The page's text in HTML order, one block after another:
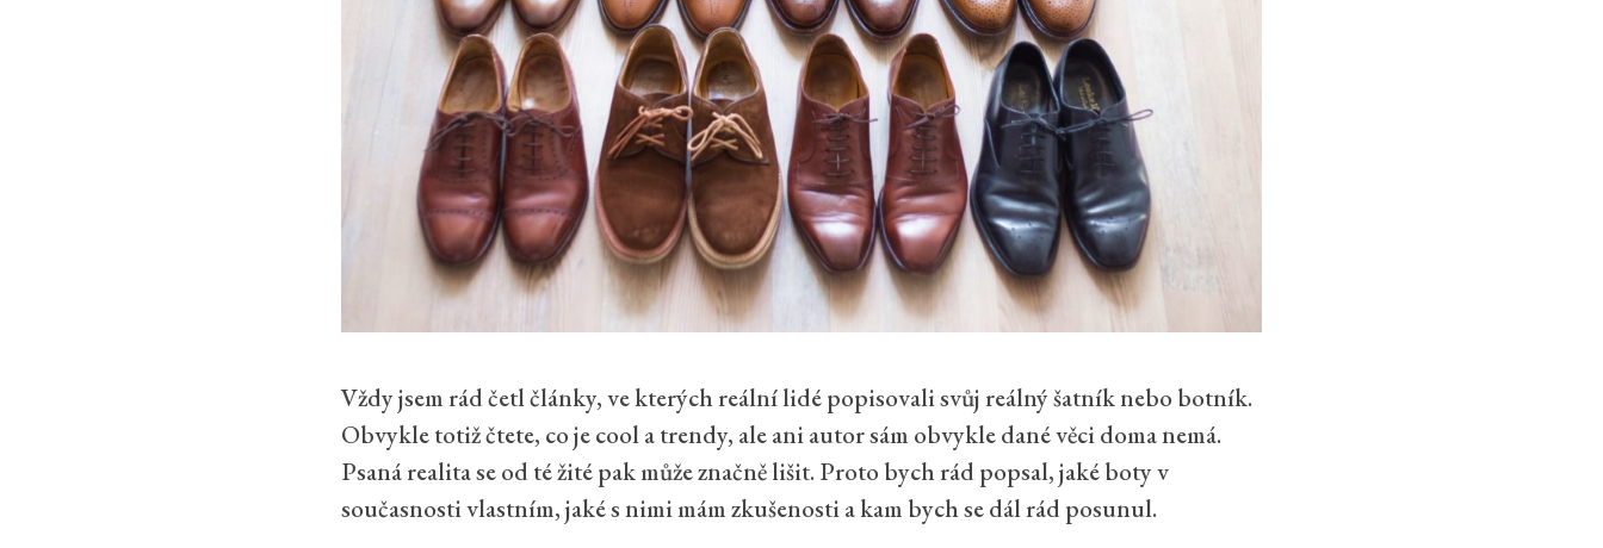
Vždy jsem rád četl články, ve kterých reální lidé popisovali svůj reálný šatník nebo botník.
Obvykle totiž čtete, co je cool a trendy, ale ani autor sám obvykle dané věci doma nemá.
Psaná realita se od té žité pak může značně lišit. Proto bych rád popsal, jaké boty v
současnosti vlastním, jaké s nimi mám zkušenosti a kam bych se dál rád posunul.